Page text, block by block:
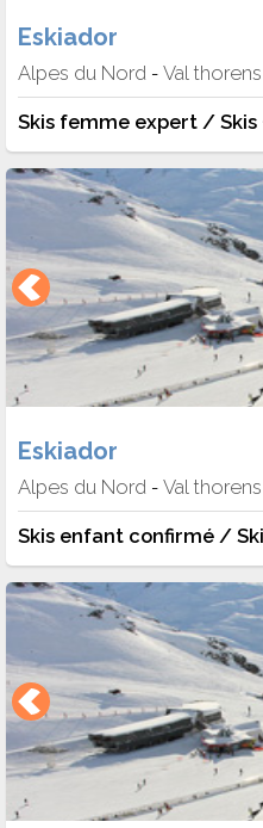
Eskiador
Alpes du Nord - Val thorens
Skis femme expert / Skis
Eskiador
Alpes du Nord - Val thorens
Skis enfant confirmé /